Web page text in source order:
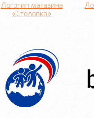
Логотип магазина
«Столовка»